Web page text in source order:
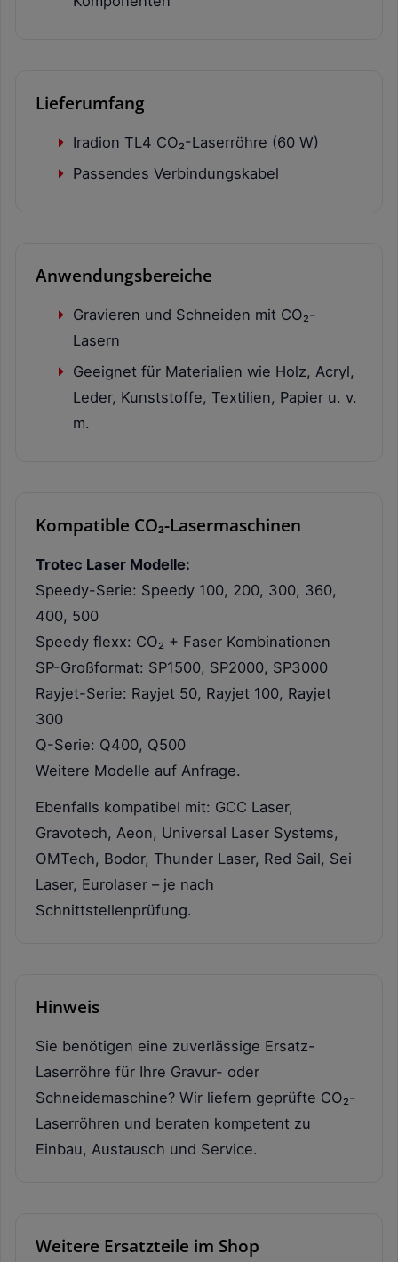
Lieferumfang
Iradion TL4 CO₂-Laserröhre (60 W)
Passendes Verbindungskabel
Anwendungsbereiche
Gravieren und Schneiden mit CO₂-
Lasern
Geeignet für Materialien wie Holz, Acryl,
Leder, Kunststoffe, Textilien, Papier u. v.
m.
Kompatible CO₂-Lasermaschinen
Trotec Laser Modelle:
Speedy-Serie: Speedy 100, 200, 300, 360,
400, 500
Speedy flexx: CO₂ + Faser Kombinationen
SP-Großformat: SP1500, SP2000, SP3000
Rayjet-Serie: Rayjet 50, Rayjet 100, Rayjet
300
Q-Serie: Q400, Q500
Weitere Modelle auf Anfrage.
Ebenfalls kompatibel mit: GCC Laser,
Gravotech, Aeon, Universal Laser Systems,
OMTech, Bodor, Thunder Laser, Red Sail, Sei
Laser, Eurolaser – je nach
Schnittstellenprüfung.
Hinweis
Sie benötigen eine zuverlässige Ersatz-
Laserröhre für Ihre Gravur- oder
Schneidemaschine? Wir liefern geprüfte CO₂-
Laserröhren und beraten kompetent zu
Einbau, Austausch und Service.
Weitere Ersatzteile im Shop